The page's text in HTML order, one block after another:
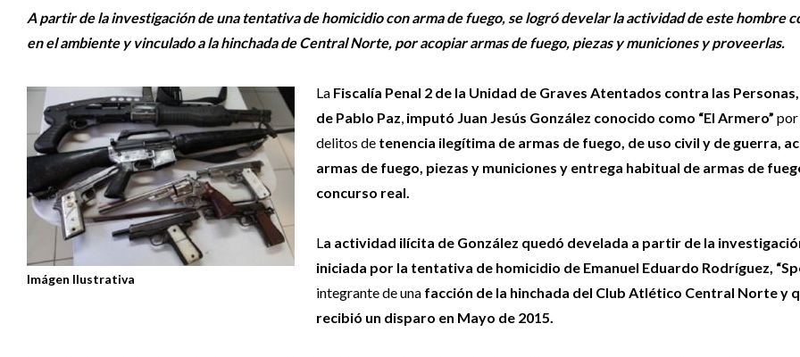
A partir de la investigación de una tentativa de homicidio con arma de fuego, se logró develar la actividad de este hombre
en el ambiente y vinculado a la hinchada de Central Norte, por acopiar armas de fuego, piezas y municiones y proveerlas.
Imágen Ilustrativa
La Fiscalía Penal 2 de la Unidad de Graves Atentados contra las
de Pablo Paz imputó Juan Jesús González conocido como “El Armero” por
delitos de tenencia ilegítima de armas de fuego, de uso civil y de guerra,
armas de fuego, piezas y municiones y entrega habitual de armas de
concurso real.
L a actividad ilícita de González quedó develada a partir de la
iniciada por la tentativa de homicidio de Emanuel Eduardo Rodríguez,
integrante de una facción de la hinchada del Club Atlético Central Norte y
recibió un disparo en Mayo de 2015.